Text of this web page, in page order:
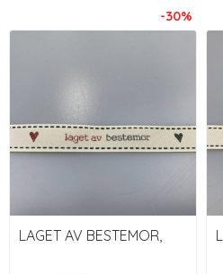
-30%
LAGET AV BESTEMOR,